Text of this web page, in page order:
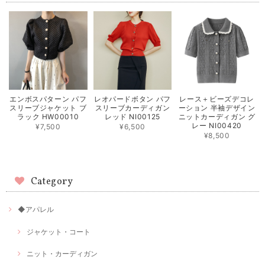
エンボスパターン パフ
スリーブジャケット ブ
ラック HW00010
¥7,500
レオパードボタン パフ
スリーブカーディガン
レッド NI00125
¥6,500
レース＋ビーズデコレ
ーション 半袖デザイン
ニットカーディガン グ
レー NI00420
¥8,500
Category
◆アパレル
ジャケット・コート
ニット・カーディガン